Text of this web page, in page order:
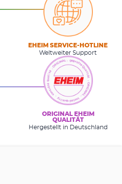
EHEIM SERVICE-HOTLINE
Weltweiter Support
ORIGINAL EHEIM
QUALITÄT
Hergestellt in Deutschland